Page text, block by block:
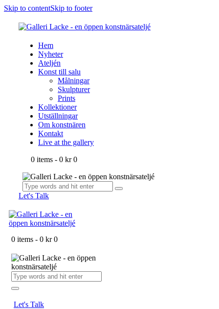
Skip to contentSkip to footer
Hem
Nyheter
Ateljén
Konst till salu
Målningar
Skulpturer
Prints
Kollektioner
Utställningar
Om konstnären
Kontakt
Live at the gallery
0 items - 0 kr 0
Let's Talk
0 items - 0 kr 0
Let's Talk